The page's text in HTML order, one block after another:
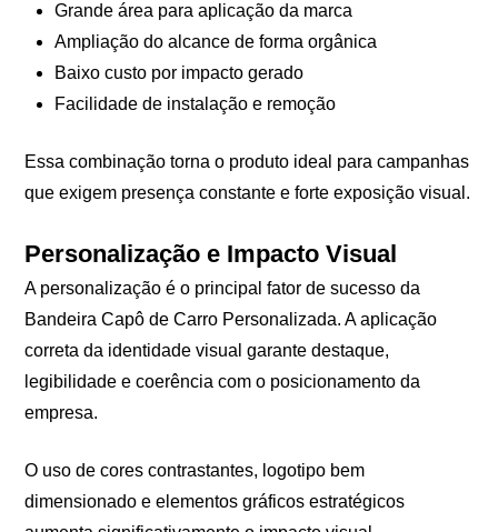
Grande área para aplicação da marca
Ampliação do alcance de forma orgânica
Baixo custo por impacto gerado
Facilidade de instalação e remoção
Essa combinação torna o produto ideal para campanhas
que exigem presença constante e forte exposição visual.
Personalização e Impacto Visual
A personalização é o principal fator de sucesso da
Bandeira Capô de Carro Personalizada. A aplicação
correta da identidade visual garante destaque,
legibilidade e coerência com o posicionamento da
empresa.
O uso de cores contrastantes, logotipo bem
dimensionado e elementos gráficos estratégicos